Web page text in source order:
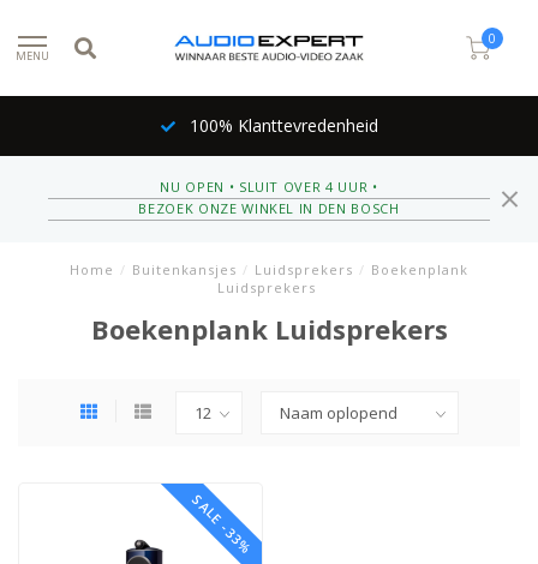
MENU
0
100% Klanttevredenheid
NU OPEN • SLUIT OVER 4 UUR •
BEZOEK ONZE WINKEL IN DEN BOSCH
Home / Buitenkansjes / Luidsprekers / Boekenplank
Luidsprekers
Boekenplank Luidsprekers
SALE -33%